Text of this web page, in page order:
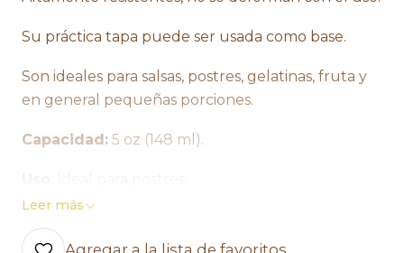
Su práctica tapa puede ser usada como base.
Son ideales para salsas, postres, gelatinas, fruta y
en general pequeñas porciones.
Capacidad: 5 oz (148 ml).
Leer más